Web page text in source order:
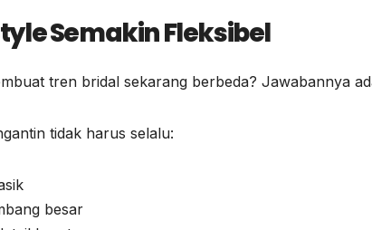
Semakin Fleksibel
tren bridal sekarang berbeda? Jawabannya
tidak harus selalu:
besar